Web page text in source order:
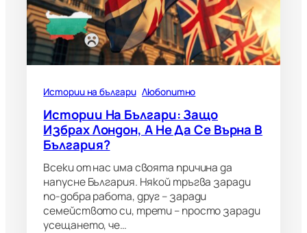
Истории на българи Любопитно
Истории На Българи: Защо
Избрах Лондон, А Не Да Се Върна В
България?
Всеки от нас има своята причина да
напусне България. Някой тръгва заради
по-добра работа, друг – заради
семейството си, трети – просто заради
усещането, че…